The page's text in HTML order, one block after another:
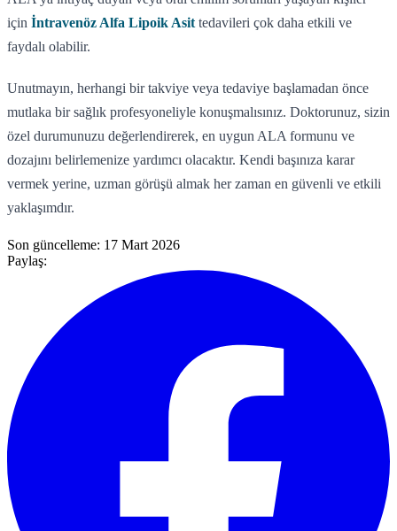
için İntravenöz Alfa Lipoik Asit tedavileri çok daha etkili ve
faydalı olabilir.
Unutmayın, herhangi bir takviye veya tedaviye başlamadan önce
mutlaka bir sağlık profesyoneliyle konuşmalısınız. Doktorunuz, sizin
özel durumunuzu değerlendirerek, en uygun ALA formunu ve
dozajını belirlemenize yardımcı olacaktır. Kendi başınıza karar
vermek yerine, uzman görüşü almak her zaman en güvenli ve etkili
yaklaşımdır.
Son güncelleme: 17 Mart 2026
Paylaş: